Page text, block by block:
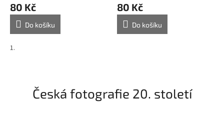
80 Kč
Do košíku
1.
80 Kč
Do košíku
Česká fotografie 20. století